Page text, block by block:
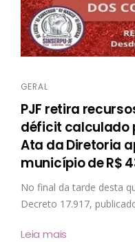
GERAL
PJF retira
déficit calculado
Ata da Diretoria
município de R$
No final da tarde desta
Decreto 17.917,
Leia mais